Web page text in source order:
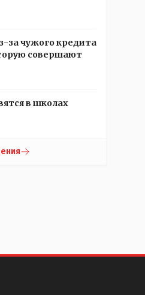
за чужого кредита
совершают
в школах